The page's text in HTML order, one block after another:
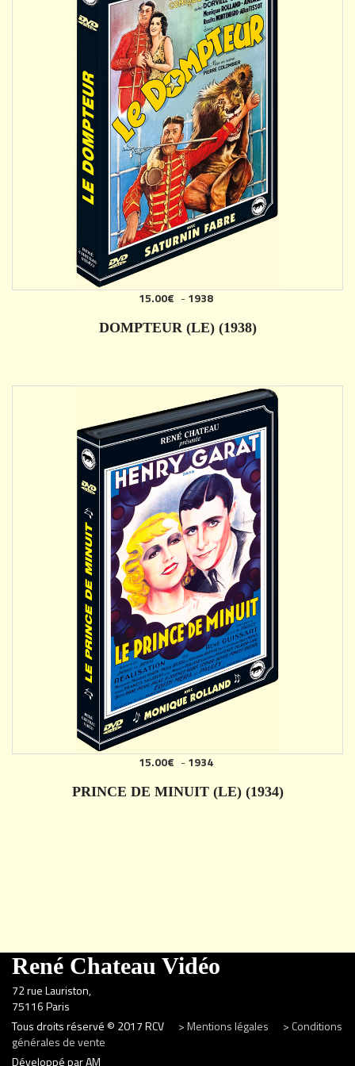
15.00€ -1938
DOMPTEUR (LE) (1938)
15.00€ -1934
PRINCE DE MINUIT (LE) (1934)
René Chateau Vidéo
72 rue Lauriston,
75116 Paris
Tous droits réservé © 2017 RCV > Mentions légales
> Conditions
générales de vente
Développé par AM